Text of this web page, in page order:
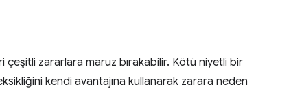
çeşitli zararlara maruz bırakabilir. Kötü niyetli bir
kendi avantajına kullanarak zarara neden